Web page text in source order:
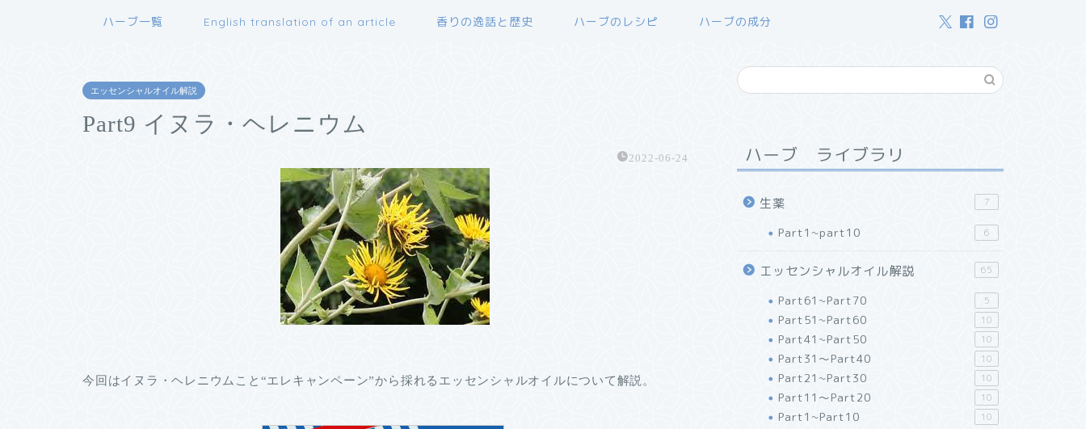
ハーブ一覧 English translation of an article 香りの逸話と歴史 ハーブのレシピ ハーブの成分
エッセンシャルオイル解説
Part9 イヌラ・ヘレニウム
2022-06-24
今回はイヌラ・ヘレニウムこと“エレキャンペーン”から採れるエッセンシャルオイルについて解説。
ハーブ ライブラリ
生薬 7
Part1~part10 6
エッセンシャルオイル解説 65
Part61~Part70 5
Part51~Part60 10
Part41~Part50 10
Part31～Part40 10
Part21~Part30 10
Part11～Part20 10
Part1~Part10 10